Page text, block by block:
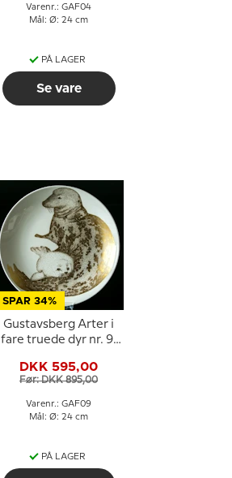
Varenr.: GAF04
Mål: Ø: 24 cm
PÅ LAGER
Se vare
SPAR 34%
Gustavsberg Arter i
fare truede dyr nr. 9,
DKK 595,00
Før: DKK 895,00
Varenr.: GAF09
Mål: Ø: 24 cm
PÅ LAGER